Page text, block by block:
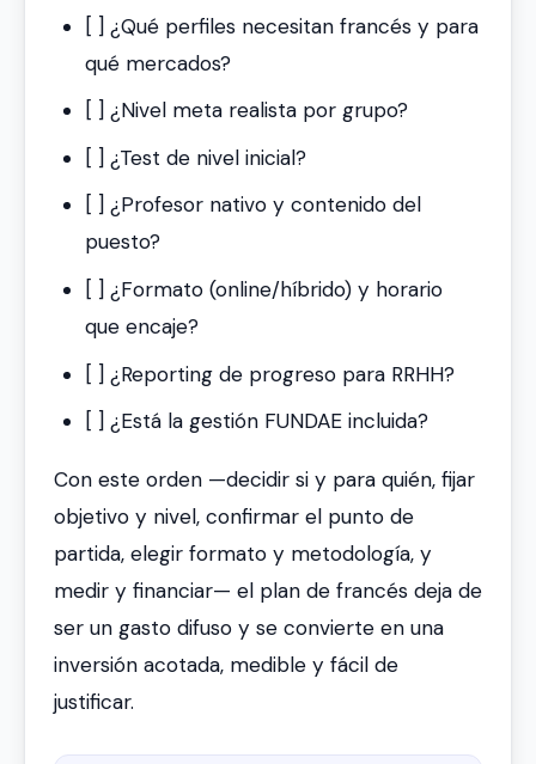
[ ] ¿Qué perfiles necesitan francés y para
qué mercados?
[ ] ¿Nivel meta realista por grupo?
[ ] ¿Test de nivel inicial?
[ ] ¿Profesor nativo y contenido del
puesto?
[ ] ¿Formato (online/híbrido) y horario
que encaje?
[ ] ¿Reporting de progreso para RRHH?
[ ] ¿Está la gestión FUNDAE incluida?
Con este orden —decidir si y para quién, fijar
objetivo y nivel, confirmar el punto de
partida, elegir formato y metodología, y
medir y financiar— el plan de francés deja de
ser un gasto difuso y se convierte en una
inversión acotada, medible y fácil de
justificar.